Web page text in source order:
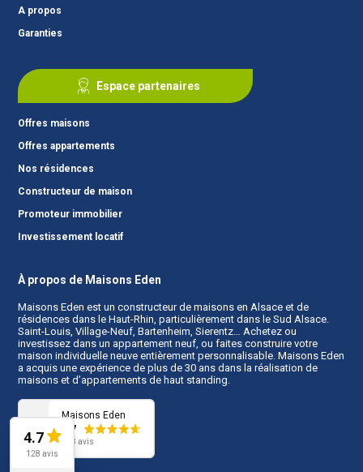
A propos
Garanties
Espace partenaires
Offres maisons
Offres appartements
Nos résidences
Constructeur de maison
Promoteur immobilier
Investissement locatif
À propos de Maisons Eden
Maisons Eden est un constructeur de maisons en Alsace et de
résidences dans le Haut-Rhin, particulièrement dans le Sud Alsace.
Saint-Louis, Village-Neuf, Bartenheim, Sierentz… Achetez ou
investissez dans un appartement neuf, ou faites construire votre
maison individuelle neuve entièrement personnalisable. Maisons Eden
a acquis une expérience de plus de 30 ans dans la réalisation de
maisons et d’appartements de haut standing.
Maisons Eden
4.7
128 avis
4.7
128 avis